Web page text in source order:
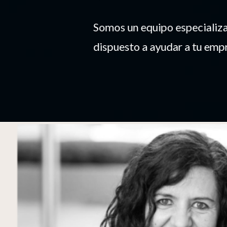
Somos un equipo
dispuesto a ayudar a tu